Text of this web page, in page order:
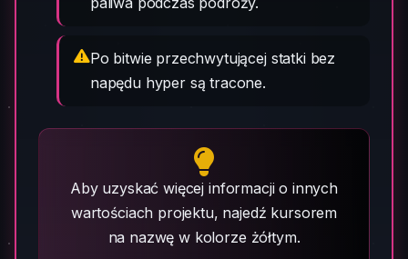
Po bitwie przechwytującej statki bez
napędu hyper są tracone.
Aby uzyskać więcej informacji o innych
wartościach projektu, najedź kursorem
na nazwę w kolorze żółtym.